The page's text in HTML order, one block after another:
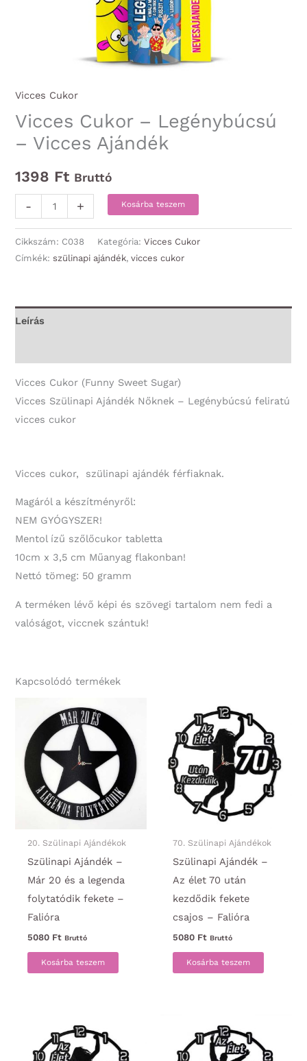
Vicces Cukor
Vicces Cukor – Legénybúcsú
– Vicces Ajándék
1398 Ft Bruttó
-
Cukor
-
Legénybúcsú
+ Kosárba teszem
Cikkszám: C038 Kategória:Vicces Cukor
Címkék:szülinapi ajándék,vicces cukor
Leírás
Vicces Cukor (Funny Sweet Sugar)
Vicces Szülinapi Ajándék Nőknek – Legénybúcsú feliratú
vicces cukor
Vicces cukor, szülinapi ajándék férfiaknak.
Magáról a készítményről:
NEM GYÓGYSZER!
Mentol ízű szőlőcukor tabletta
10cm x 3,5 cm Műanyag flakonban!
Nettó tömeg: 50 gramm
A terméken lévő képi és szövegi tartalom nem fedi a
valóságot, viccnek szántuk!
Kapcsolódó termékek
20. Szülinapi Ajándékok
Szülinapi Ajándék –
Már 20 és a legenda
folytatódik fekete –
Falióra
5080 Ft Bruttó
Kosárba teszem
70. Szülinapi Ajándékok
Szülinapi Ajándék –
Az élet 70 után
kezdődik fekete
csajos – Falióra
5080 Ft Bruttó
Kosárba teszem